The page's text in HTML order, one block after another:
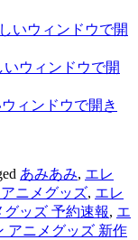
いウィンドウで開
いウィンドウで開
ィンドウで開き
あみあみ, エレ
ニメグッズ, エレ
ッズ 予約速報, エ
アニメグッズ 新作